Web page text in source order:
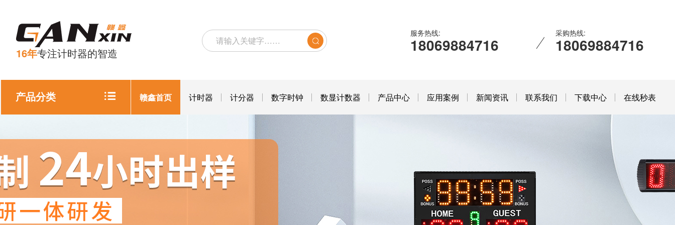
16年专注计时器的智造
服务热线:
18069884716
采购热线:
18069884716
产品分类 赣鑫首页 计时器 计分器 数字时钟 数显计数器 产品中心 应用案例 新闻资讯 联系我们 下载中心 在线秒表